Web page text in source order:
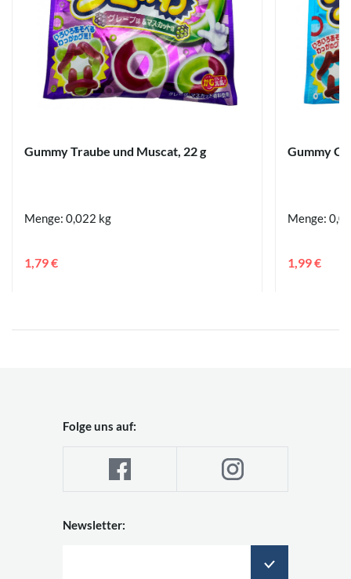
Gummy Traube und Muscat, 22 g
Menge: 0,022 kg
1,79 €
Gummy
Menge:
1,99 €
Folge uns auf:
Newsletter: